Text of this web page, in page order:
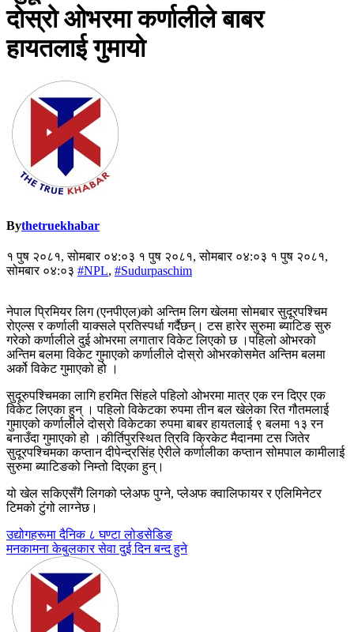
दोस्रो ओभरमा कर्णालीले बाबर
हायतलाई गुमायो
Bythetruekhabar
१ पुष २०८१, सोमबार ०४:०३ १ पुष २०८१, सोमबार ०४:०३ १ पुष २०८१,
सोमबार ०४:०३ #NPL, #Sudurpaschim
नेपाल प्रिमियर लिग (एनपीएल)को अन्तिम लिग खेलमा सोमबार सुदूरपश्चिम
रोएल्स र कर्णाली याक्सले प्रतिस्पर्धा गर्दैछन्। टस हारेर सुरुमा ब्याटिङ सुरु
गरेको कर्णालीले दुई ओभरमा लगातार विकेट लिएको छ ।पहिलो ओभरको
अन्तिम बलमा विकेट गुमाएको कर्णालीले दोस्रो ओभरकोसमेत अन्तिम बलमा
अर्को विकेट गुमाएको हो ।
सुदूरुपश्चिमका लागि हरमित सिंहले पहिलो ओभरमा मात्र एक रन दिएर एक
विकेट लिएका हुन् । पहिलो विकेटका रुपमा तीन बल खेलेका रित गौतमलाई
गुमाएको कर्णालीले दोस्रो विकेटका रुपमा बाबर हायतलाई ९ बलमा १३ रन
बनाउँदा गुमाएको हो ।कीर्तिपुरस्थित त्रिवि क्रिकेट मैदानमा टस जितेर
सुदूरपश्चिमका कप्तान दीपेन्द्रसिंह ऐरीले कर्णालीका कप्तान सोमपाल कामीलाई
सुरुमा ब्याटिङको निम्तो दिएका हुन्।
यो खेल सकिएसँगै लिगको प्लेअफ पुग्ने, प्लेअफ क्वालिफायर र एलिमिनेटर
टिमको टुंगो लाग्नेछ।
Post
navigation
उद्योगहरूमा दैनिक ८ घण्टा लोडसेडिङ
मनकामना केबुलकार सेवा दुई दिन बन्द हुने